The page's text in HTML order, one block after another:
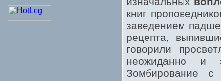
книг
заведением
рецепта,
говорили
неожиданно и
Зомбирование